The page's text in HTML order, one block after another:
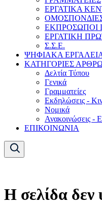
ΕΡΓΑΤΙΚΑ
ΕΚΠΡΟΣΩΠΟΙ
ΕΡΓΑΤΙΚΗ
Σ.Σ.Ε.
ΨΗΦΙΑΚΑ
ΚΑΤΗΓΟΡΙΕΣ
Δελτία Τύπου
Γενικά
Γραμματείες
Εκδηλώσεις -
Νομικά
Ανακοινώσεις -
ΕΠΙΚΟΙΝΩΝΙΑ
Η σελίδα δεν